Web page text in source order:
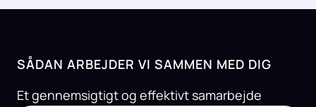
SÅDAN ARBEJDER VI SAMMEN MED DIG
Et gennemsigtigt og effektivt samarbejde